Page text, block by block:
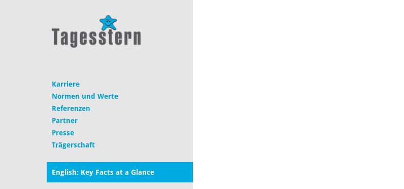
Karriere
Normen und Werte
Referenzen
Partner
Presse
Trägerschaft
English: Key Facts at a Glance